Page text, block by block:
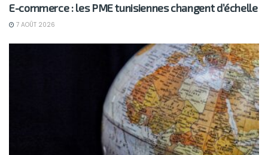
E-commerce : les PME tunisiennes changent d’échelle
7 AOÛT 2026